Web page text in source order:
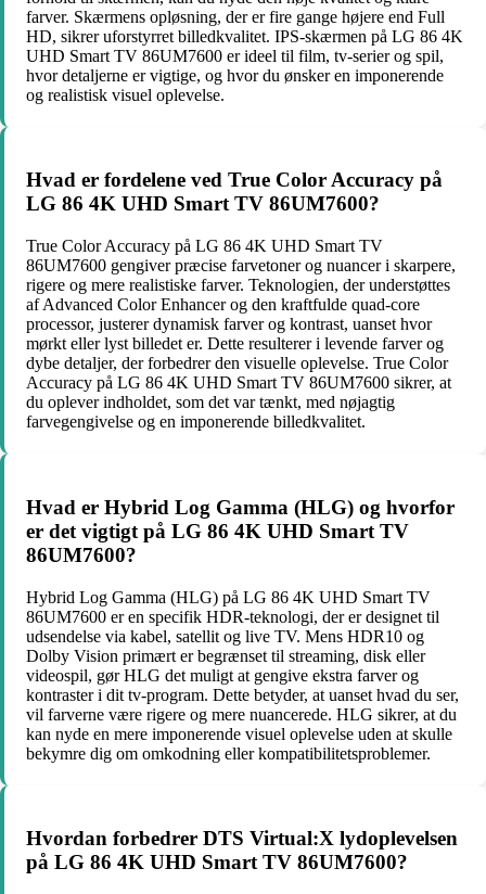
farver. Skærmens opløsning, der er fire gange højere end Full
HD, sikrer uforstyrret billedkvalitet. IPS-skærmen på LG 86 4K
UHD Smart TV 86UM7600 er ideel til film, tv-serier og spil,
hvor detaljerne er vigtige, og hvor du ønsker en imponerende
og realistisk visuel oplevelse.
Hvad er fordelene ved True Color Accuracy på
LG 86 4K UHD Smart TV 86UM7600?
True Color Accuracy på LG 86 4K UHD Smart TV
86UM7600 gengiver præcise farvetoner og nuancer i skarpere,
rigere og mere realistiske farver. Teknologien, der understøttes
af Advanced Color Enhancer og den kraftfulde quad-core
processor, justerer dynamisk farver og kontrast, uanset hvor
mørkt eller lyst billedet er. Dette resulterer i levende farver og
dybe detaljer, der forbedrer den visuelle oplevelse. True Color
Accuracy på LG 86 4K UHD Smart TV 86UM7600 sikrer, at
du oplever indholdet, som det var tænkt, med nøjagtig
farvegengivelse og en imponerende billedkvalitet.
Hvad er Hybrid Log Gamma (HLG) og hvorfor
er det vigtigt på LG 86 4K UHD Smart TV
86UM7600?
Hybrid Log Gamma (HLG) på LG 86 4K UHD Smart TV
86UM7600 er en specifik HDR-teknologi, der er designet til
udsendelse via kabel, satellit og live TV. Mens HDR10 og
Dolby Vision primært er begrænset til streaming, disk eller
videospil, gør HLG det muligt at gengive ekstra farver og
kontraster i dit tv-program. Dette betyder, at uanset hvad du ser,
vil farverne være rigere og mere nuancerede. HLG sikrer, at du
kan nyde en mere imponerende visuel oplevelse uden at skulle
bekymre dig om omkodning eller kompatibilitetsproblemer.
Hvordan forbedrer DTS Virtual:X lydoplevelsen
på LG 86 4K UHD Smart TV 86UM7600?